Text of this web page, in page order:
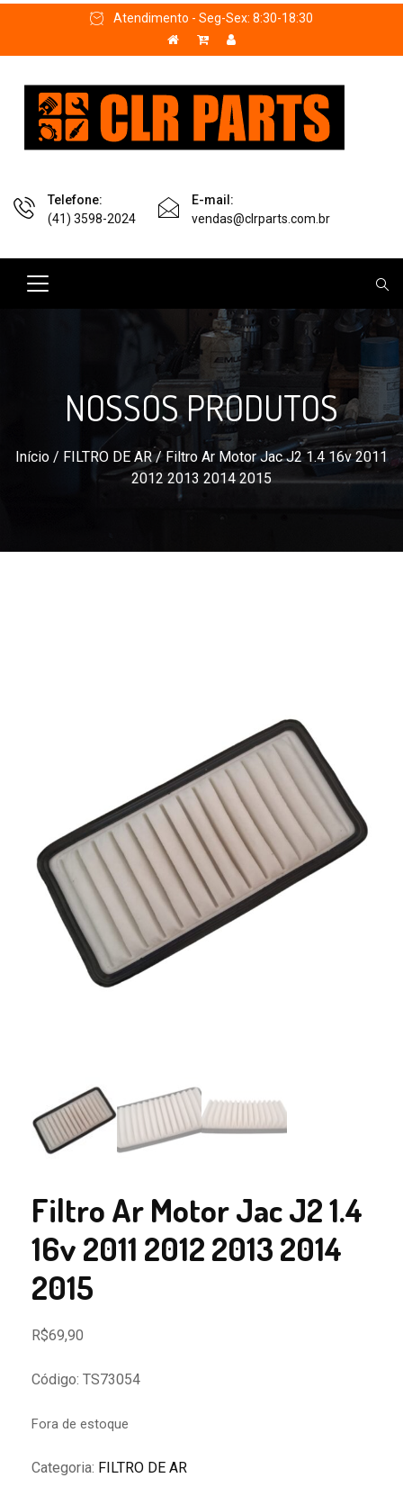
Atendimento - Seg-Sex: 8:30-18:30
Telefone:
(41) 3598-2024
E-mail:
vendas@clrparts.com.br
NOSSOS PRODUTOS
Início / FILTRO DE AR/ Filtro Ar Motor Jac J2 1.4 16v 2011
2012 2013 2014 2015
Filtro Ar Motor Jac J2 1.4
16v 2011 2012 2013 2014
2015
R$69,90
Código: TS73054
Fora de estoque
Categoria: FILTRO DE AR